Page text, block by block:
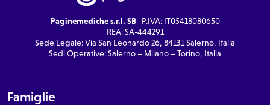
Paginemediche s.r.l. SB| P.IVA: IT05418080650
REA: SA-444291
Sede Legale: Via San Leonardo 26, 84131 Salerno, Italia
Sedi Operative: Salerno – Milano – Torino, Italia
Famiglie